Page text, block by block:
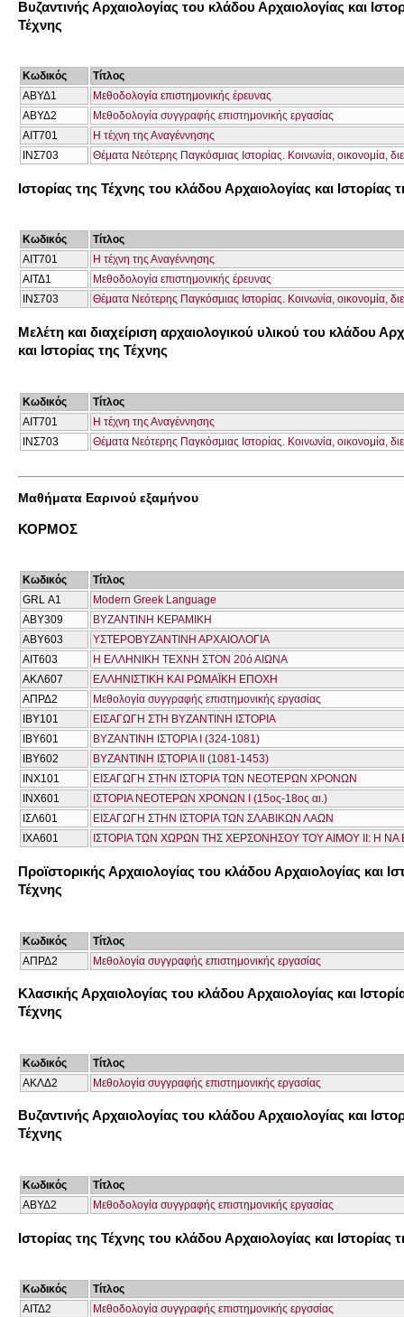
Βυζαντινής Αρχαιολογίας του κλάδου Αρχαιολογίας και
Τέχνης
Κωδικός
Τίτλος
ΑΒΥΔ1
Μεθοδολογία επιστημονικής έρευνας
ΑΒΥΔ2
Μεθοδολογία συγγραφής επιστημονικής εργασίας
ΑΙΤ701
Η τέχνη της Αναγέννησης
ΙΝΣ703
Θέματα Νεότερης Παγκόσμιας Ιστορίας. Κοινωνία, οικονομία,
Ιστορίας της Τέχνης του κλάδου Αρχαιολογίας και Ιστορίας
Κωδικός
Τίτλος
ΑΙΤ701
Η τέχνη της Αναγέννησης
ΑΙΤΔ1
Μεθοδολογία επιστημονικής έρευνας
ΙΝΣ703
Θέματα Νεότερης Παγκόσμιας Ιστορίας. Κοινωνία, οικονομία,
Μελέτη και διαχείριση αρχαιολογικού υλικού του κλάδου
και Ιστορίας της Τέχνης
Κωδικός
Τίτλος
ΑΙΤ701
Η τέχνη της Αναγέννησης
ΙΝΣ703
Θέματα Νεότερης Παγκόσμιας Ιστορίας. Κοινωνία, οικονομία,
Μαθήματα Εαρινού εξαμήνου
ΚΟΡΜΟΣ
Κωδικός
Τίτλος
GRL Α1
Modern Greek Language
ΑΒΥ309
ΒΥΖΑΝΤΙΝΗ ΚΕΡΑΜΙΚΗ
ΑΒΥ603
ΥΣΤΕΡΟΒΥΖΑΝΤΙΝΗ ΑΡΧΑΙΟΛΟΓΙΑ
ΑΙΤ603
Η ΕΛΛΗΝΙΚΗ ΤΕΧΝΗ ΣΤΟΝ 20ό ΑΙΩΝΑ
ΑΚΛ607
ΕΛΛΗΝΙΣΤΙΚΗ ΚΑΙ ΡΩΜΑΪΚΗ ΕΠΟΧΗ
ΑΠΡΔ2
Μεθολογία συγγραφής επιστημονικής εργασίας
ΙΒΥ101
ΕΙΣΑΓΩΓΗ ΣΤΗ ΒΥΖΑΝΤΙΝΗ ΙΣΤΟΡΙΑ
ΙΒΥ601
ΒΥΖΑΝΤΙΝΗ ΙΣΤΟΡΙΑ Ι (324-1081)
ΙΒΥ602
ΒΥΖΑΝΤΙΝΗ ΙΣΤΟΡΙΑ ΙΙ (1081-1453)
ΙΝΧ101
ΕΙΣΑΓΩΓΗ ΣΤΗΝ ΙΣΤΟΡΙΑ ΤΩΝ ΝΕΟΤΕΡΩΝ ΧΡΟΝΩΝ
ΙΝΧ601
ΙΣΤΟΡΙΑ ΝΕΟΤΕΡΩΝ ΧΡΟΝΩΝ Ι (15ος-18ος αι.)
ΙΣΛ601
ΕΙΣΑΓΩΓΗ ΣΤΗΝ ΙΣΤΟΡΙΑ ΤΩΝ ΣΛΑΒΙΚΩΝ ΛΑΩΝ
ΙΧΑ601
ΙΣΤΟΡΙΑ ΤΩΝ ΧΩΡΩΝ ΤΗΣ ΧΕΡΣΟΝΗΣΟΥ ΤΟΥ ΑΙΜΟΥ ΙΙ: Η
Προϊστορικής Αρχαιολογίας του κλάδου Αρχαιολογίας και
Τέχνης
Κωδικός
Τίτλος
ΑΠΡΔ2
Μεθολογία συγγραφής επιστημονικής εργασίας
Κλασικής Αρχαιολογίας του κλάδου Αρχαιολογίας και
Τέχνης
Κωδικός
Τίτλος
ΑΚΛΔ2
Μεθολογία συγγραφής επιστημονικής εργασίας
Βυζαντινής Αρχαιολογίας του κλάδου Αρχαιολογίας και
Τέχνης
Κωδικός
Τίτλος
ΑΒΥΔ2
Μεθοδολογία συγγραφής επιστημονικής εργασίας
Ιστορίας της Τέχνης του κλάδου Αρχαιολογίας και Ιστορίας
Κωδικός
Τίτλος
ΑΙΤΔ2
Μεθοδολογία συγγραφής επιστημονικής εργσσίας